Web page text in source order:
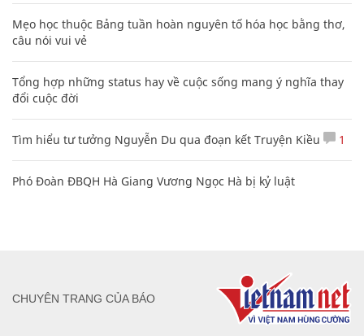
Mẹo học thuộc Bảng tuần hoàn nguyên tố hóa học bằng thơ,
câu nói vui vẻ
Tổng hợp những status hay về cuộc sống mang ý nghĩa thay
đổi cuộc đời
Tìm hiểu tư tưởng Nguyễn Du qua đoạn kết Truyện Kiều 1
Phó Đoàn ĐBQH Hà Giang Vương Ngọc Hà bị kỷ luật
CHUYÊN TRANG CỦA BÁO